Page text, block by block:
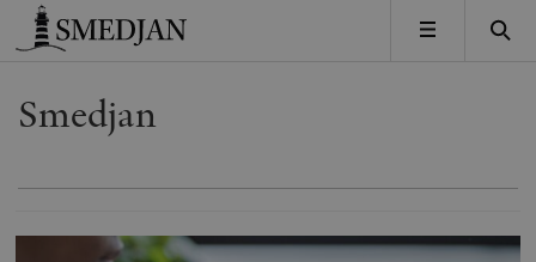
Timbro
MENY
Smedjan